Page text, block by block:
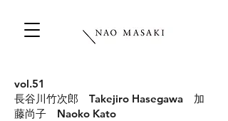
vol.51
長谷川竹次郎 Takejiro Hasegawa 加
藤尚子 Naoko Kato